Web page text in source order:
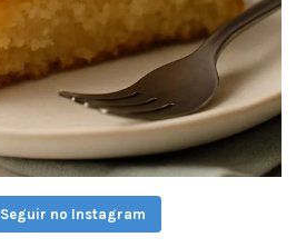
Seguir no Instagram